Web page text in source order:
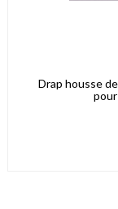
Drap housse